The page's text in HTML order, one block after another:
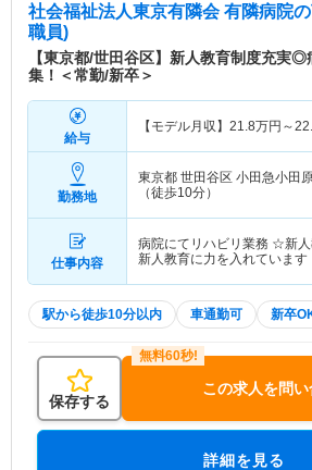
社会福祉法人東京有隣会 有隣病院
職員)
【東京都/世田谷区】新人教育制度充実
集！＜常勤/新卒＞
給与
【モデル月収】 21.8万円～
勤務地
東京都 世田谷区 小田急小田
（徒歩10分）
仕事内容
病院にてリハビリ業務 ☆新人
新人教育に力を入れています
駅から徒歩10分以内 車通勤可 新卒
保存する
この求人を問
詳細を見る